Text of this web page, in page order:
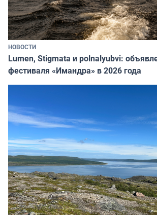
НОВОСТИ
Lumen, Stigmata и polnalyubvi:
фестиваля «Имандра» в 2026 года